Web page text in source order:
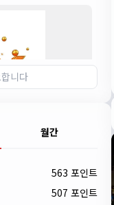
월간
563 포인트
507 포인트